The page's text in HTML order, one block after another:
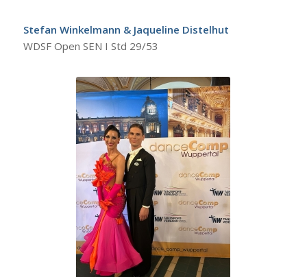
Stefan Winkelmann & Jaqueline Distelhut
WDSF Open SEN I Std 29/53